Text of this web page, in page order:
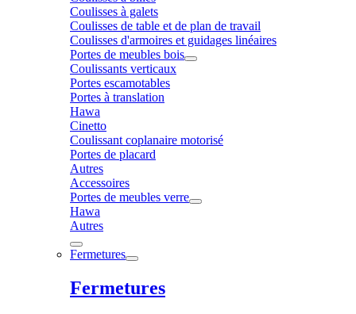
Coulisses à galets
Coulisses de table et de plan de travail
Coulisses d'armoires et guidages linéaires
Portes de meubles bois
Coulissants verticaux
Portes escamotables
Portes à translation
Hawa
Cinetto
Coulissant coplanaire motorisé
Portes de placard
Autres
Accessoires
Portes de meubles verre
Hawa
Autres
Fermetures
Fermetures